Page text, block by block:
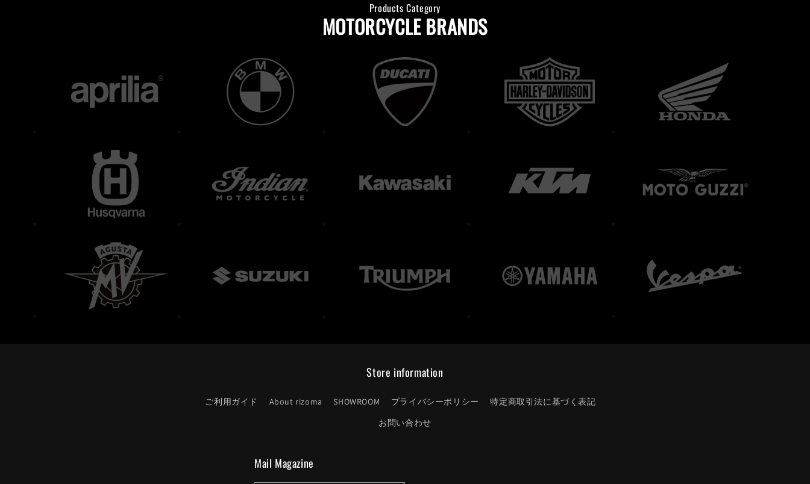
Products Category
MOTORCYCLE BRANDS
Store information
ご利用ガイド About rizoma SHOWROOM プライバシーポリシー
特定商取引法に基づく表記
お問い合わせ
Mail Magazine